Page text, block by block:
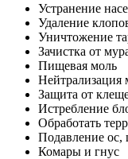
Устранение
Удаление
Уничтожение
Зачистка от
Пищевая моль
Нейтрализация
Защита от
Истребление
Обработать
Подавление
Комары и гнус